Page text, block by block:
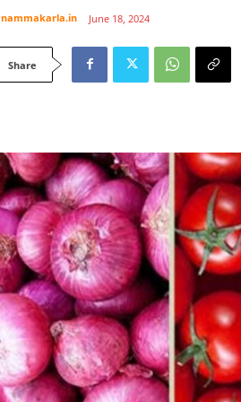
nammakarla.in June 18, 2024
Share